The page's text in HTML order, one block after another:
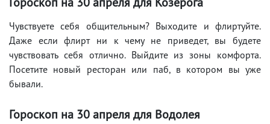
Чувствуете себя общительным? Выходите и флиртуйте.
Даже если флирт ни к чему не приведет, вы будете
чувствовать себя отлично. Выйдите из зоны комфорта.
Посетите новый ресторан или паб, в котором вы уже
бывали.
Гороскоп на 30 апреля для Водолея